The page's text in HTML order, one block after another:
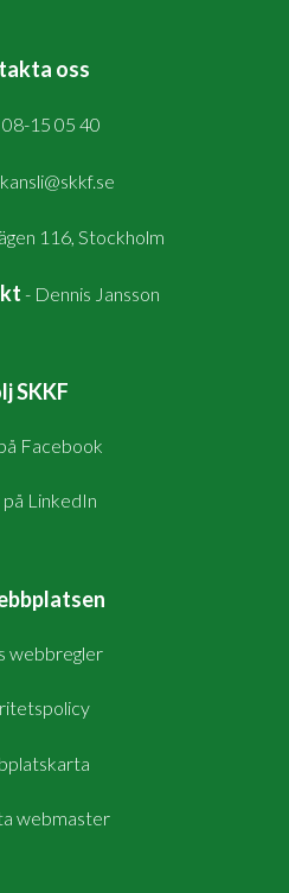
oss
08-15 05 40
kansli@skkf.se
116, Stockholm
- Dennis Jansson
SKKF
Facebook
LinkedIn
webbregler
webmaster